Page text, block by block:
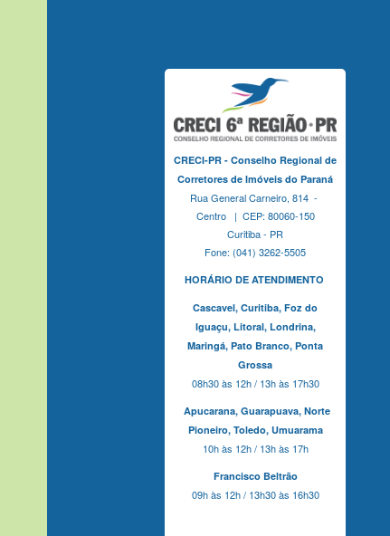
CRECI-PR - Conselho Regional de
Corretores de Imóveis do Paraná
Rua General Carneiro, 814 -
Centro | CEP: 80060-150
Curitiba - PR
Fone: (041) 3262-5505
HORÁRIO DE ATENDIMENTO
Cascavel, Curitiba, Foz do
Iguaçu, Litoral, Londrina,
Maringá, Pato Branco, Ponta
Grossa
08h30 às 12h / 13h às 17h30
Apucarana, Guarapuava, Norte
Pioneiro, Toledo, Umuarama
10h às 12h / 13h às 17h
Francisco Beltrão
09h às 12h / 13h30 às 16h30